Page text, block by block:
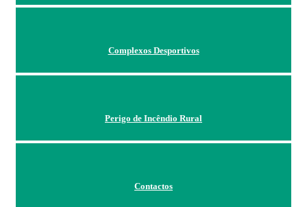
Complexos Desportivos
Perigo de Incêndio Rural
Contactos